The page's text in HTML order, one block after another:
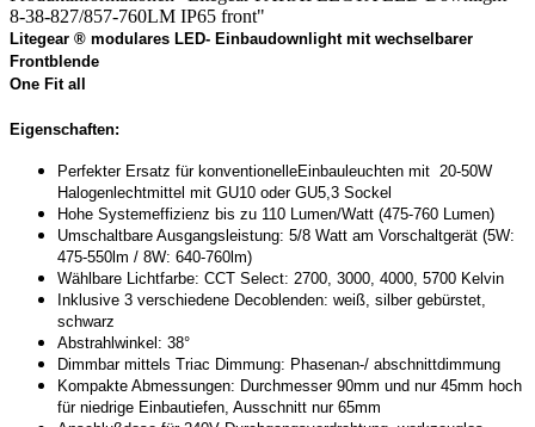
8-38-827/857-760LM IP65 front"
Litegear ® modulares LED- Einbaudownlight mit wechselbarer
Frontblende
One Fit all
Eigenschaften:
Perfekter Ersatz für konventionelleEinbauleuchten mit 20-50W
Halogenlechtmittel mit GU10 oder GU5,3 Sockel
Hohe Systemeffizienz bis zu 110 Lumen/Watt (475-760 Lumen)
Umschaltbare Ausgangsleistung: 5/8 Watt am Vorschaltgerät (5W:
475-550lm / 8W: 640-760lm)
Wählbare Lichtfarbe: CCT Select: 2700, 3000, 4000, 5700 Kelvin
Inklusive 3 verschiedene Decoblenden: weiß, silber gebürstet,
schwarz
Abstrahlwinkel: 38°
Dimmbar mittels Triac Dimmung: Phasenan-/ abschnittdimmung
Kompakte Abmessungen: Durchmesser 90mm und nur 45mm hoch
für niedrige Einbautiefen, Ausschnitt nur 65mm